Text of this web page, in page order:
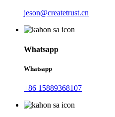
jeson@createtrust.cn
Whatsapp
Whatsapp
+86 15889368107